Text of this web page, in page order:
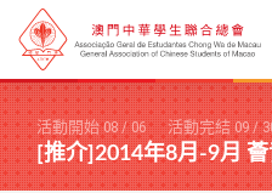
活動開始 08/06 活動完結 09/
[推介]2014年8月-9月